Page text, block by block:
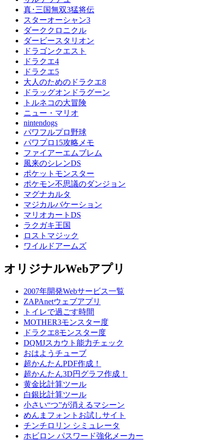
真･三国無双3猛将伝
スターオーシャン3
ダーククロニクル
ダービースタリオン
ドラゴンクエスト
ドラクエ4
ドラクエ5
大人のためのドラクエ8
ドラッグオンドラグーン
トルネコの大冒険
ニュー・マリオ
nintendogs
パワフルプロ野球
パワプロ15攻略メモ
ファイアーエムブレム
風来のシレンDS
ポケットモンスター
ポケモン不思議のダンジョン
マグナカルタ
マジカルバケーション
マリオカートDS
ラクガキ王国
ロストマジック
ワイルドアームズ
オリジナルWebアプリ
2007年開発Webサービス一覧
ZAPAnetウェブアプリ
トイレで過ごす時間
MOTHER3モンスター度
ドラクエ8モンスター度
DQMJスカウト能力チェック
おはようチューブ
超かんたんPDF作成！
超かんたん3D円グラフ作成！
黄金比計算ツール
白銀比計算ツール
小さい“つ”が消えるマシーン
めんまフォントお試しサイト
チンチロリン シミュレータ
ホビロン パスワード強化メーカー